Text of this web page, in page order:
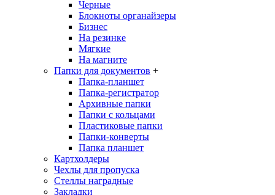
Черные
Блокноты органайзеры
Бизнес
На резинке
Мягкие
На магните
Папки для документов +
Папка-планшет
Папка-регистратор
Архивные папки
Папки с кольцами
Пластиковые папки
Папки-конверты
Папка планшет
Картхолдеры
Чехлы для пропуска
Стеллы наградные
Закладки